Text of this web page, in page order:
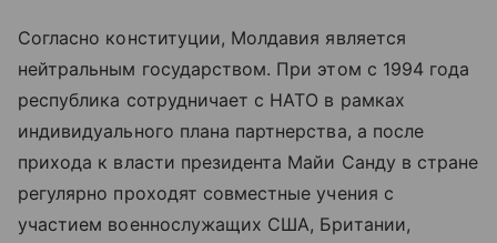
Согласно конституции, Молдавия является
нейтральным государством. При этом с 1994 года
республика сотрудничает с НАТО в рамках
индивидуального плана партнерства, а после
прихода к власти президента Майи Санду в стране
регулярно проходят совместные учения с
участием военнослужащих США, Британии,